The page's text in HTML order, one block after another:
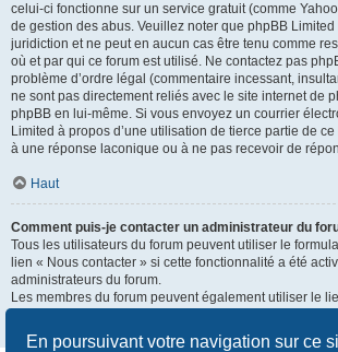
En poursuivant votre navigation sur ce
celui-ci fonctionne sur un service gratuit (comme
de gestion des abus. Veuillez noter que phpBB Limited
juridiction et ne peut en aucun cas être tenu comme
où et par qui ce forum est utilisé. Ne contactez pas
problème d’ordre légal (commentaire incessant,
ne sont pas directement reliés avec le site internet de
phpBB en lui-même. Si vous envoyez un courrier
Limited à propos d’une utilisation de tierce partie de
à une réponse laconique ou à ne pas recevoir de
Haut
Comment puis-je contacter un administrateur du
Tous les utilisateurs du forum peuvent utiliser le
lien « Nous contacter » si cette fonctionnalité a été
administrateurs du forum.
Les membres du forum peuvent également utiliser le
Haut